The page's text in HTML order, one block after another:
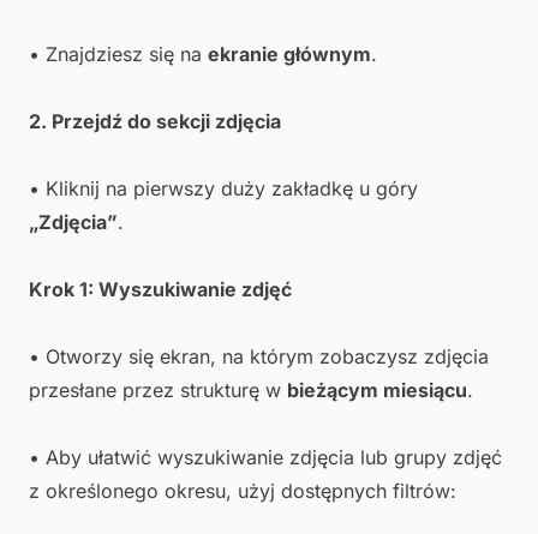
• Znajdziesz się na ekranie głównym.
2. Przejdź do sekcji zdjęcia
• Kliknij na pierwszy duży zakładkę u góry
„Zdjęcia”.
Krok 1: Wyszukiwanie zdjęć
• Otworzy się ekran, na którym zobaczysz zdjęcia
przesłane przez strukturę w bieżącym miesiącu.
• Aby ułatwić wyszukiwanie zdjęcia lub grupy zdjęć
z określonego okresu, użyj dostępnych filtrów: